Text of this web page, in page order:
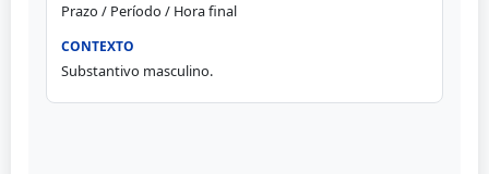
Prazo / Período / Hora final
Substantivo masculino.